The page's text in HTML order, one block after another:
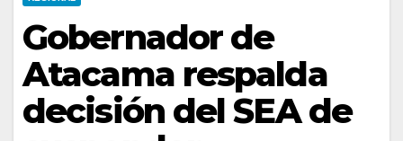
Gobernador de
Atacama respalda
decisión del SEA de